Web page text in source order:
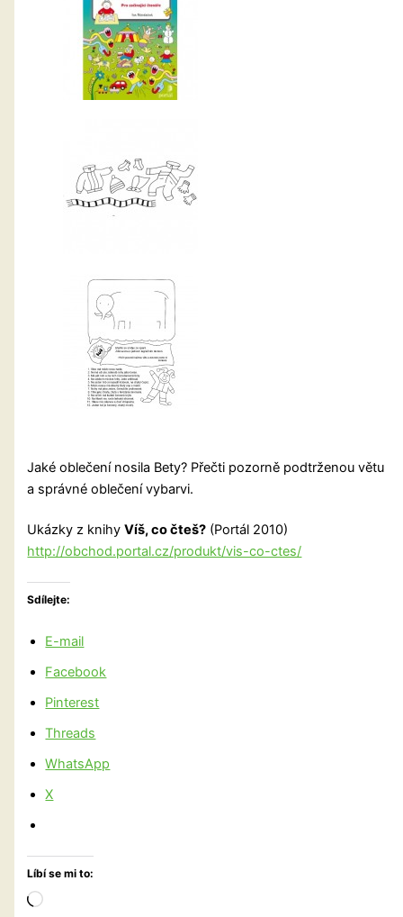
Jaké oblečení nosila Bety? Přečti pozorně podtrženou větu
a správné oblečení vybarvi.
Ukázky z knihyVíš, co čteš? (Portál 2010)
http://obchod.portal.cz/produkt/vis-co-ctes/
Sdílejte:
E-mail
Facebook
Pinterest
Threads
WhatsApp
X
Líbí se mi to:
Načítání…